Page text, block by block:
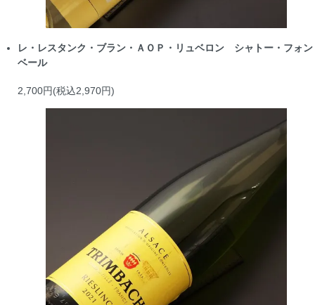
レ・レスタンク・ブラン・ＡＯＰ・リュベロン シャトー・フォン
ベール
2,700円(税込2,970円)